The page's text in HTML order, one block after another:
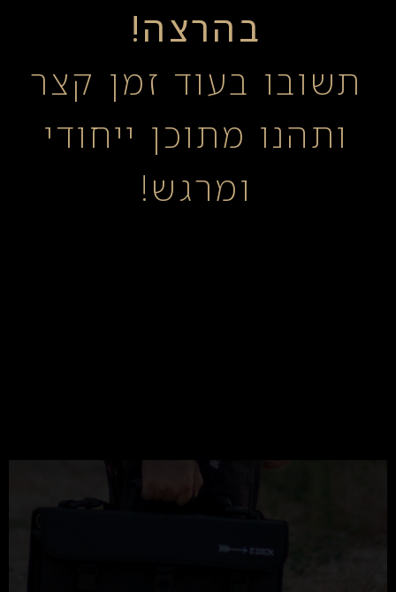
בהרצה!
תשובו בעוד זמן קצר
ותהנו מתוכן ייחודי
ומרגש!